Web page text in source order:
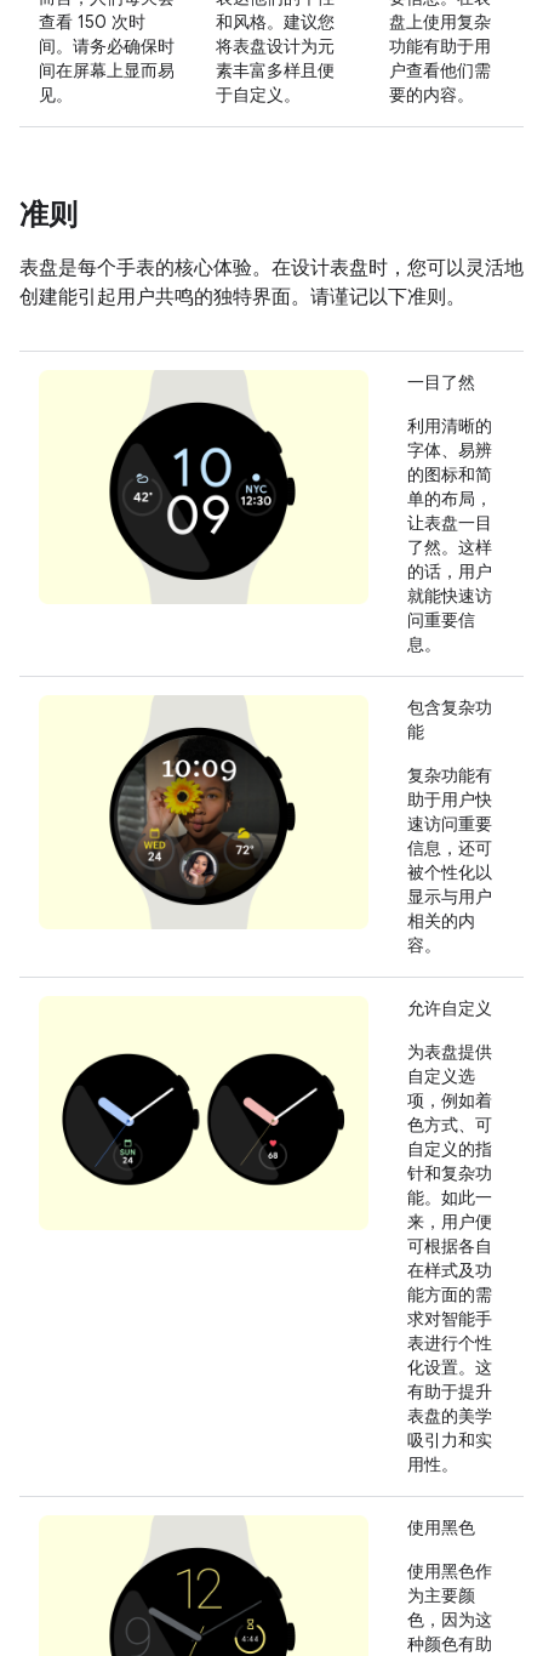
查看 150 次时
间。请务必确保时
间在屏幕上显而易
见。
和风格。建议您
将表盘设计为元
素丰富多样且便
于自定义。
盘上使用复杂
功能有助于用
户查看他们需
要的内容。
准则
表盘是每个手表的核心体验。在设计表盘时，您可以灵活地
创建能引起用户共鸣的独特界面。请谨记以下准则。
一目了然
利用清晰的
字体、易辨
的图标和简
单的布局，
让表盘一目
了然。这样
的话，用户
就能快速访
问重要信
息。
包含复杂功
能
复杂功能有
助于用户快
速访问重要
信息，还可
被个性化以
显示与用户
相关的内
容。
允许自定义
为表盘提供
自定义选
项，例如着
色方式、可
自定义的指
针和复杂功
能。如此一
来，用户便
可根据各自
在样式及功
能方面的需
求对智能手
表进行个性
化设置。这
有助于提升
表盘的美学
吸引力和实
用性。
使用黑色
使用黑色作
为主要颜
色，因为这
种颜色有助